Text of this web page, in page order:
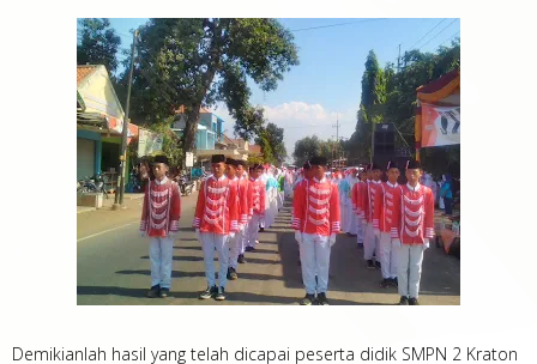
Demikianlah hasil yang telah dicapai peserta didik SMPN 2 Kraton